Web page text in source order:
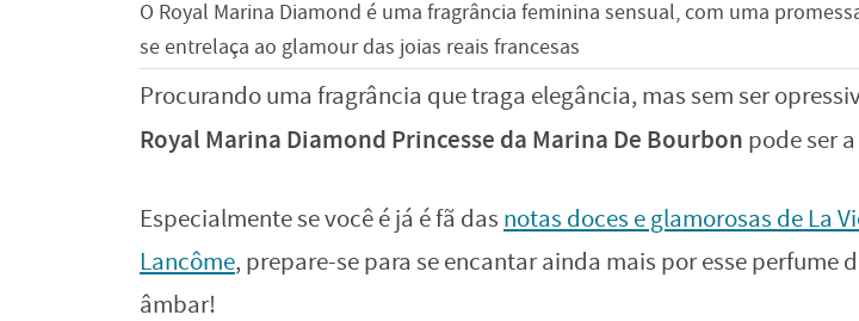
O Royal Marina Diamond é uma fragrância feminina sensual, com uma
se entrelaça ao glamour das joias reais francesas
Procurando uma fragrância que traga elegância, mas sem ser
Royal Marina Diamond Princesse da Marina De Bourbon pode ser
Especialmente se você é já é fã das notas doces e glamorosas de La
Lancôme, prepare-se para se encantar ainda mais por esse perfume
âmbar!